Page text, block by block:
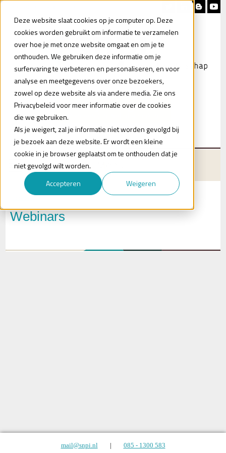
Deze website slaat cookies op je computer op. Deze
cookies worden gebruikt om informatie te verzamelen
over hoe je met onze website omgaat en om je te
onthouden. We gebruiken deze informatie om je
surfervaring te verbeteren en personaliseren, en voor
analyse en meetgegevens over onze bezoekers,
zowel op deze website als via andere media. Zie ons
Privacybeleid voor meer informatie over de cookies
die we gebruiken.
Als je weigert, zal je informatie niet worden gevolgd bij
je bezoek aan deze website. Er wordt een kleine
cookie in je browser geplaatst om te onthouden dat je
niet gevolgd wilt worden.
Accepteren
Weigeren
Heb je vragen?
Webinars
mail@snpi.nl| 085 - 1300 583